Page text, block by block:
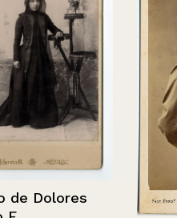
Dolores